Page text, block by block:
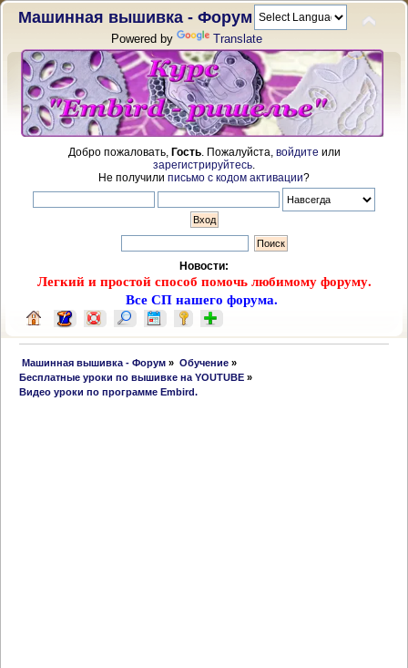
Машинная вышивка - Форум
Powered by Translate
Добро пожаловать, Гость. Пожалуйста, войдите или
зарегистрируйтесь
Не получили письмо с кодом активации?
Новости:
Легкий и простой способ помочь любимому форуму.
Все СП нашего форума.
Машинная вышивка - Форум » Обучение»
Бесплатные уроки по вышивке на YOUTUBE »
Видео уроки по программе Embird.